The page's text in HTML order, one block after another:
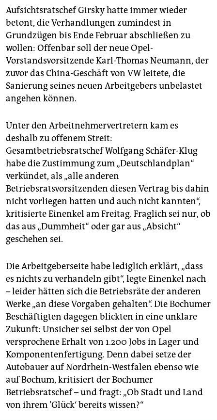
Aufsichtsratschef Girsky hatte immer wieder
betont, die Verhandlungen zumindest in
Grundzügen bis Ende Februar abschließen zu
wollen: Offenbar soll der neue Opel-
Vorstandsvorsitzende Karl-Thomas Neumann, der
zuvor das China-Geschäft von VW leitete, die
Sanierung seines neuen Arbeitgebers unbelastet
angehen können.
Unter den Arbeitnehmervertretern kam es
deshalb zu offenem Streit:
Gesamtbetriebsratschef Wolfgang Schäfer-Klug
habe die Zustimmung zum „Deutschlandplan“
verkündet, als „alle anderen
Betriebsratsvorsitzenden diesen Vertrag bis dahin
nicht vorliegen hatten und auch nicht kannten“,
kritisierte Einenkel am Freitag. Fraglich sei nur, ob
das aus „Dummheit“ oder gar aus „Absicht“
geschehen sei.
Die Arbeitgeberseite habe lediglich erklärt, „dass
es nichts zu verhandeln gibt“, legte Einenkel nach
– leider hätten sich die Betriebsräte der anderen
Werke „an diese Vorgaben gehalten“. Die Bochumer
Beschäftigten dagegen blickten in eine unklare
Zukunft: Unsicher sei selbst der von Opel
versprochene Erhalt von 1.200 Jobs in Lager und
Komponentenfertigung. Denn dabei setze der
Autobauer auf Nordrhein-Westfalen ebenso wie
auf Bochum, kritisiert der Bochumer
Betriebsratschef – und fragt: „Ob Stadt und Land
von ihrem ’Glück‘ bereits wissen?“